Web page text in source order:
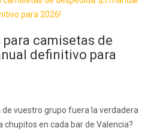
camisetas de
definitivo para
de vuestro grupo fuera la verdadera
chupitos en cada bar de Valencia?